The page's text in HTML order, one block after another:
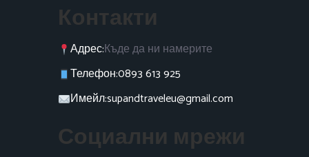
Контакти
Адрес:Къде да ни намерите
Телефон:0893 613 925
Имейл:supandtraveleu@gmail.com
Социални мрежи